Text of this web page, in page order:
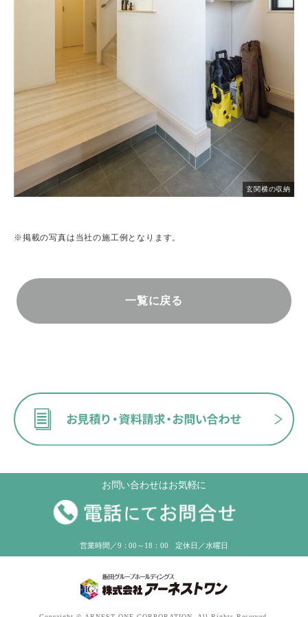
玄関横の収納
※掲載の写真は当社の施工例となります。
一覧に戻る
お問い合わせはお気軽に
営業時間／9：00～18：00 定休日／水曜日